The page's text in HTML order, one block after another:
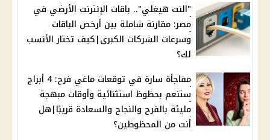
"النت هيغلي".. باقات الإنترنت الأرضي في
مصر: مقارنة شاملة بين أرخص الباقات
وسرعات الشركات الكبرى|كيف تختار الأنسب
لك؟
مفاجأة سارة في توقعات ماغي فرح: 4 أبراج
ستنعم بحظوظ استثنائية وأوقات مبهجة
مليئة بالفرح والنجاح والسعادة قريبًا|هل
أنت من المحظوظين؟